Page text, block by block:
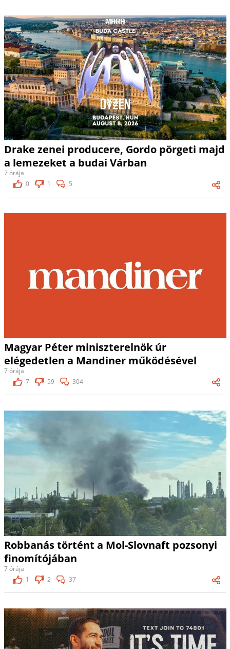
Drake zenei producere, Gordo pörgeti majd
a lemezeket a budai Várban
7 órája
0
1 5
Magyar Péter miniszterelnök úr
elégedetlen a Mandiner működésével
7 órája
7
59 304
Robbanás történt a Mol-Slovnaft pozsonyi
finomítójában
7 órája
1
2 37